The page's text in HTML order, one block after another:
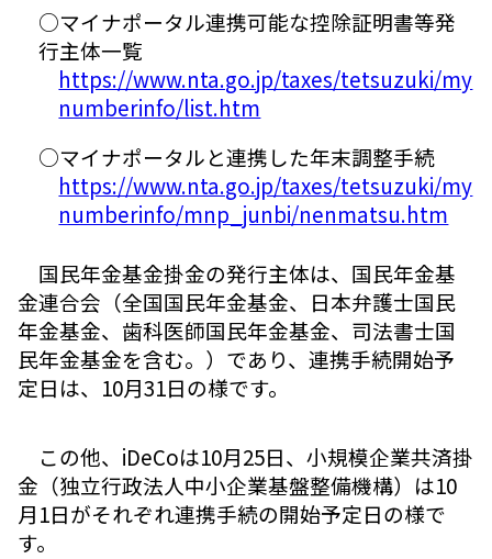
○マイナポータル連携可能な控除証明書等発
行主体一覧
https://www.nta.go.jp/taxes/tetsuzuki/my
numberinfo/list.htm
○マイナポータルと連携した年末調整手続
https://www.nta.go.jp/taxes/tetsuzuki/my
numberinfo/mnp_junbi/nenmatsu.htm
国民年金基金掛金の発行主体は、国民年金基
金連合会（全国国民年金基金、日本弁護士国民
年金基金、歯科医師国民年金基金、司法書士国
民年金基金を含む。）であり、連携手続開始予
定日は、10月31日の様です。
この他、iDeCoは10月25日、小規模企業共済掛
金（独立行政法人中小企業基盤整備機構）は10
月1日がそれぞれ連携手続の開始予定日の様で
す。